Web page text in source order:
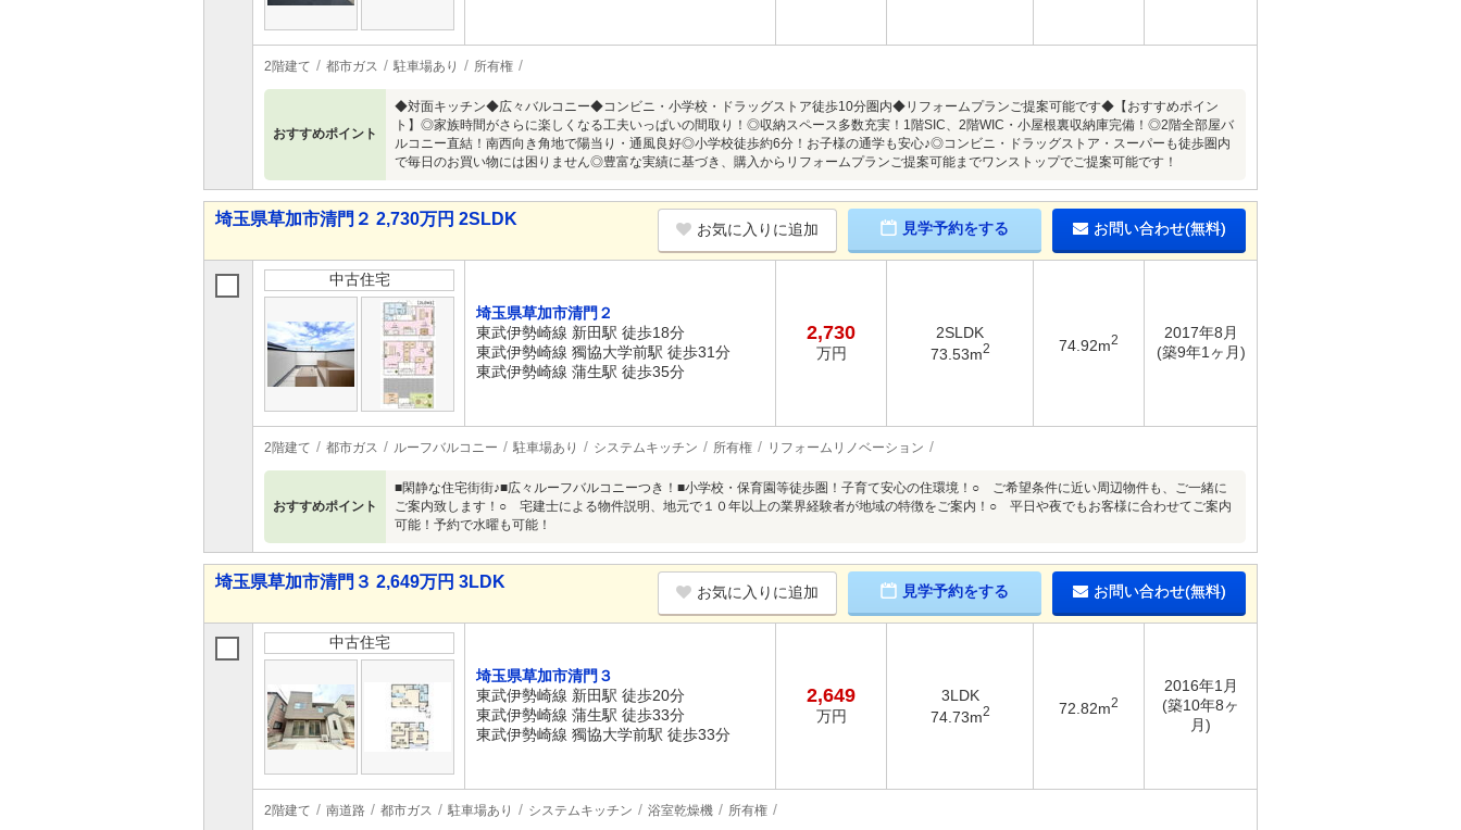
2階建て 都市ガス 駐車場あり 所有権
おすすめポイント
◆対面キッチン◆広々バルコニー◆コンビニ・小学校・ドラッグストア徒歩10分圏内◆リフォームプランご提案可能です◆【おすすめポイン
ト】◎家族時間がさらに楽しくなる工夫いっぱいの間取り！◎収納スペース多数充実！1階SIC、2階WIC・小屋根裏収納庫完備！◎2階全部屋バ
ルコニー直結！南西向き角地で陽当り・通風良好◎小学校徒歩約6分！お子様の通学も安心♪◎コンビニ・ドラッグストア・スーパーも徒歩圏内
で毎日のお買い物には困りません◎豊富な実績に基づき、購入からリフォームプランご提案可能までワンストップでご提案可能です！
埼玉県草加市清門２ 2,730万円 2SLDK
お気に入りに追加 見学予約をする お問い合わせ(無料)
中古住宅
埼玉県草加市清門２
東武伊勢崎線 新田駅 徒歩18分
東武伊勢崎線 獨協大学前駅 徒歩31分
東武伊勢崎線 蒲生駅 徒歩35分
2,730
万円
2SLDK
73.53m2 74.92m2
2017年8月
(築9年1ヶ月)
2階建て 都市ガス ルーフバルコニー 駐車場あり システムキッチン 所有権 リフォームリノベーション
おすすめポイント
■閑静な住宅街街♪■広々ルーフバルコニーつき！■小学校・保育園等徒歩圏！子育て安心の住環境！○ ご希望条件に近い周辺物件も、ご一緒に
ご案内致します！○ 宅建士による物件説明、地元で１０年以上の業界経験者が地域の特徴をご案内！○ 平日や夜でもお客様に合わせてご案内
可能！予約で水曜も可能！
埼玉県草加市清門３ 2,649万円 3LDK
お気に入りに追加 見学予約をする お問い合わせ(無料)
中古住宅
埼玉県草加市清門３
東武伊勢崎線 新田駅 徒歩20分
東武伊勢崎線 蒲生駅 徒歩33分
東武伊勢崎線 獨協大学前駅 徒歩33分
2,649
万円
3LDK
74.73m2 72.82m2
2016年1月
(築10年8ヶ
月)
2階建て 南道路 都市ガス 駐車場あり システムキッチン 浴室乾燥機 所有権